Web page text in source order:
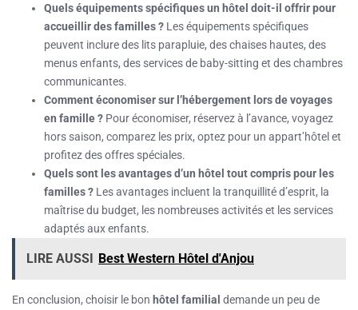
Quels équipements spécifiques un hôtel doit-il offrir pour
accueillir des familles ? Les équipements spécifiques
peuvent inclure des lits parapluie, des chaises hautes, des
menus enfants, des services de baby-sitting et des chambres
communicantes.
Comment économiser sur l’hébergement lors de voyages
en famille ? Pour économiser, réservez à l’avance, voyagez
hors saison, comparez les prix, optez pour un appart’hôtel et
profitez des offres spéciales.
Quels sont les avantages d’un hôtel tout compris pour les
familles ? Les avantages incluent la tranquillité d’esprit, la
maîtrise du budget, les nombreuses activités et les services
adaptés aux enfants.
LIRE AUSSI Best Western Hôtel d'Anjou
En conclusion, choisir le bon hôtel familial demande un peu de